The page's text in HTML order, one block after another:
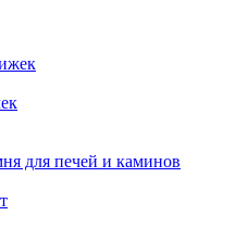
для печей и каминов